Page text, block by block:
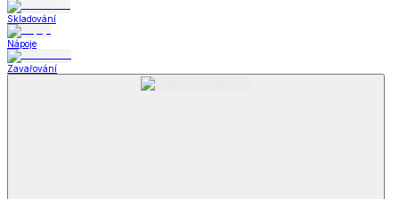
Skladování
Nápoje
Zavařování